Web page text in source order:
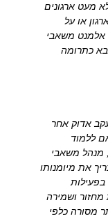
מעט ארגונים
או על
אלמנט משאבי
כתרומה
אדוק אחר
ללמוד
מנהל משאבי
את מיומנותו
מחזור ושמירה
מסורה כלפי